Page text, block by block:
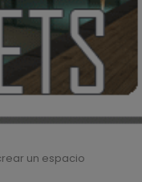
un espacio